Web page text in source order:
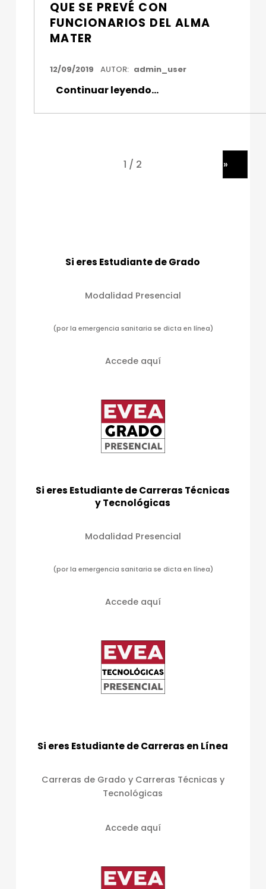
QUE SE PREVÉ CON
FUNCIONARIOS DEL ALMA
MATER
FECHA DE PUBLICACIÓN:
12/09/2019 AUTOR: admin_user
Continuar leyendo“Fortalecer una cultura de planificación es el trabajo que se prevé con funcionarios del Alma Mater”
…
»
Si eres Estudiante de Grado
Modalidad Presencial
(por la emergencia sanitaria se dicta en línea)
Accede aquí
Si eres Estudiante de Carreras Técnicas
y Tecnológicas
Modalidad Presencial
(por la emergencia sanitaria se dicta en línea)
Accede aquí
Si eres Estudiante de Carreras en Línea
Carreras de Grado y Carreras Técnicas y
Tecnológicas
Accede aquí